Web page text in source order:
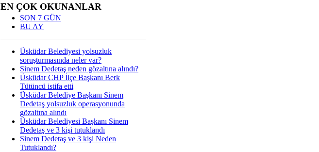
EN ÇOK OKUNANLAR
SON 7 GÜN
BU AY
Üsküdar Belediyesi yolsuzluk
soruşturmasında neler var?
Sinem Dedetaş neden gözaltına alındı?
Üsküdar CHP İlçe Başkanı Berk
Tütüncü istifa etti
Üsküdar Belediye Başkanı Sinem
Dedetaş yolsuzluk operasyonunda
gözaltına alındı
Üsküdar Belediyesi Başkanı Sinem
Dedetaş ve 3 kişi tutuklandı
Sinem Dedetaş ve 3 kişi Neden
Tutuklandı?